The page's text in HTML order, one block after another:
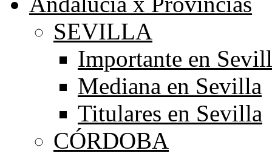
SEVILLA
Importante en
Mediana en Sevilla
Titulares en Sevilla
CÓRDOBA